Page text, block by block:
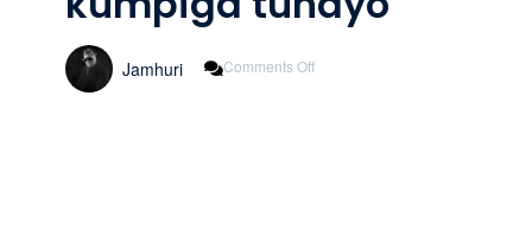
Jamhuri Comments Off